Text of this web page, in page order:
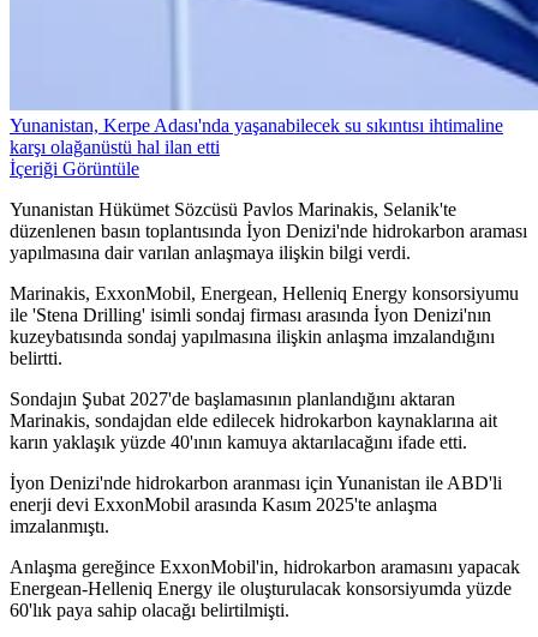
Yunanistan, Kerpe Adası'nda yaşanabilecek su sıkıntısı ihtimaline
karşı olağanüstü hal ilan etti
İçeriği Görüntüle
Yunanistan Hükümet Sözcüsü Pavlos Marinakis, Selanik'te
düzenlenen basın toplantısında İyon Denizi'nde hidrokarbon araması
yapılmasına dair varılan anlaşmaya ilişkin bilgi verdi.
Marinakis, ExxonMobil, Energean, Helleniq Energy konsorsiyumu
ile 'Stena Drilling' isimli sondaj firması arasında İyon Denizi'nın
kuzeybatısında sondaj yapılmasına ilişkin anlaşma imzalandığını
belirtti.
Sondajın Şubat 2027'de başlamasının planlandığını aktaran
Marinakis, sondajdan elde edilecek hidrokarbon kaynaklarına ait
karın yaklaşık yüzde 40'ının kamuya aktarılacağını ifade etti.
İyon Denizi'nde hidrokarbon aranması için Yunanistan ile ABD'li
enerji devi ExxonMobil arasında Kasım 2025'te anlaşma
imzalanmıştı.
Anlaşma gereğince ExxonMobil'in, hidrokarbon aramasını yapacak
Energean-Helleniq Energy ile oluşturulacak konsorsiyumda yüzde
60'lık paya sahip olacağı belirtilmişti.